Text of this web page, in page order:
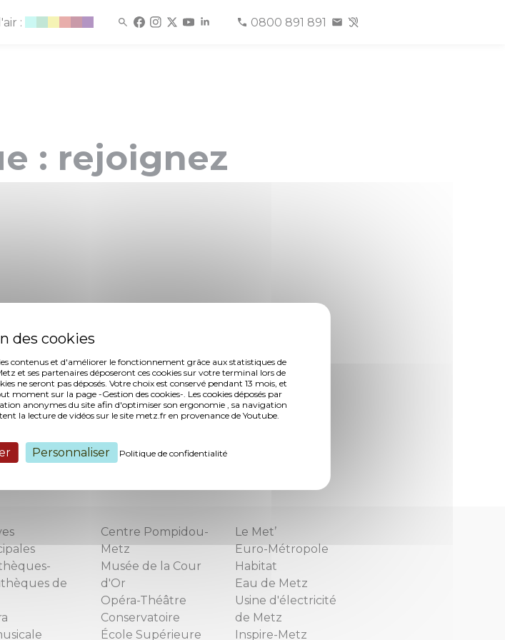
contenus et d'améliorer le fonctionnement grâce aux statistiques de
et ses partenaires déposeront ces cookies sur votre terminal lors de
ne seront pas déposés. Votre choix est conservé pendant 13 mois, et
moment sur la page -Gestion des cookies-. Les cookies déposés par
anonymes du site afin d'optimiser son ergonomie , sa navigation
la lecture de vidéos sur le site metz.fr en provenance de Youtube.
Personnaliser Politique de confidentialité
: 0800 891 891
: rejoignez
n'est exigée. Les jeunes intéressés peuvent
ou par téléphone au 09 53 47 70 30.
de
Centre Pompidou-
Metz
Musée de la Cour
d'Or
Opéra-Théâtre
Conservatoire
École Supérieure
Le Met’
Euro-Métropole
Habitat
Eau de Metz
Usine d'électricité
de Metz
Inspire-Metz